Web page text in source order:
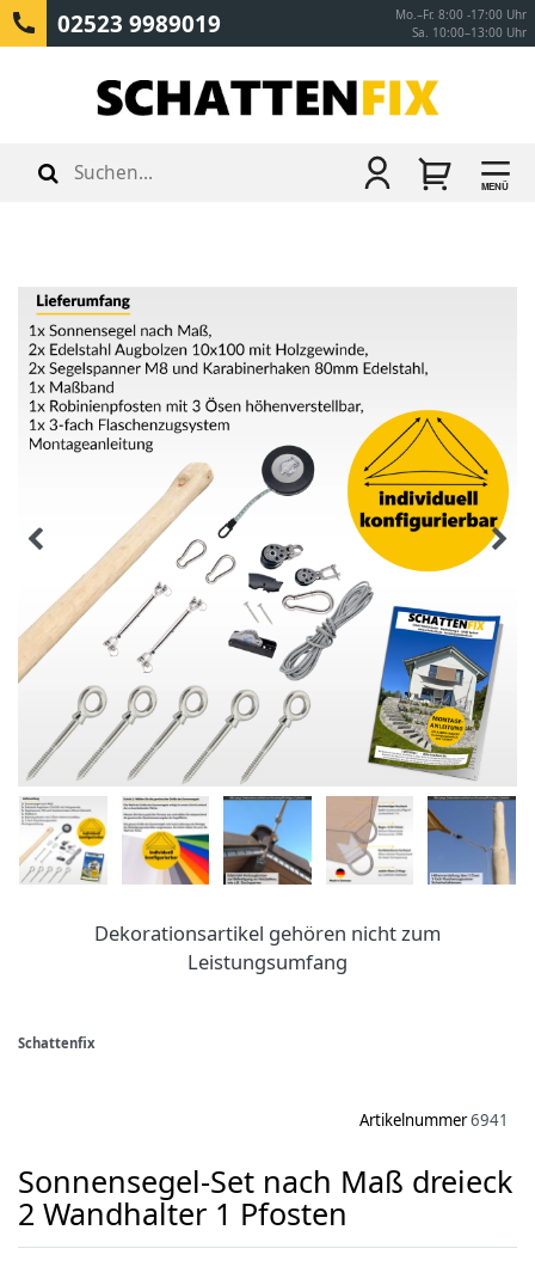
02523 9989019
Mo.–Fr. 8:00 -17:00 Uhr
Sa. 10:00–13:00 Uhr
MENÜ
Dekorationsartikel gehören nicht zum
Leistungsumfang
Schattenfix
Artikelnummer6941
Sonnensegel-Set nach Maß dreieck
2 Wandhalter 1 Pfosten